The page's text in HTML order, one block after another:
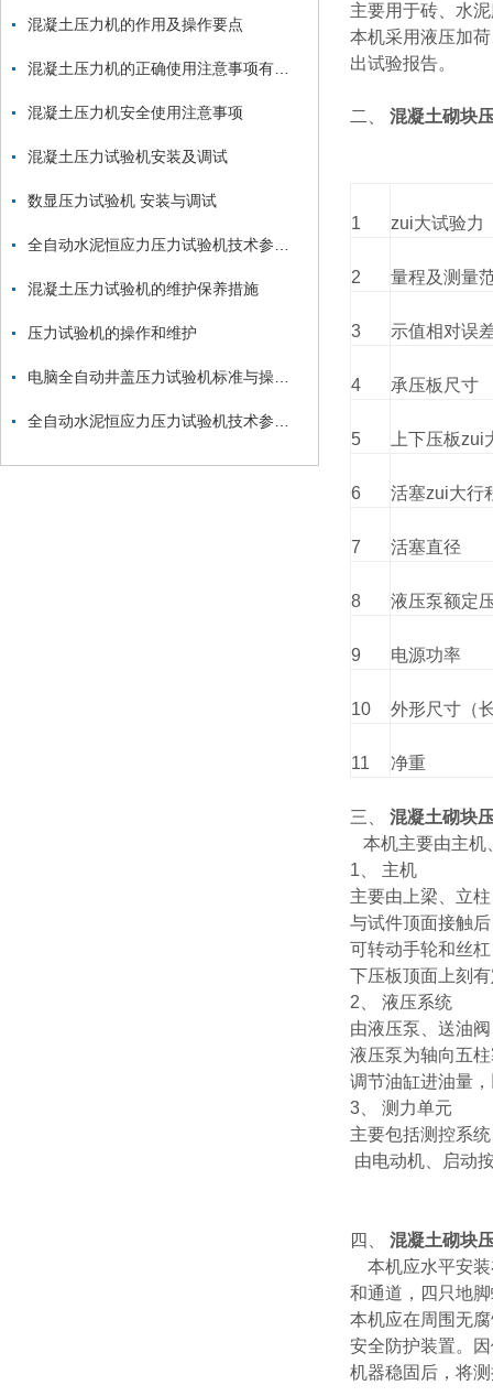
混凝土压力机的作用及操作要点
混凝土压力机安全使用注意事项
混凝土压力试验机安装及调试
数显压力试验机 安装与调试
混凝土压力试验机的维护保养措施
压力试验机的操作和维护
主要用于砖、水
本机采用液压加
出试验报告。
二、 混凝土砌块
1 zui大试验力
2 量程及测量
3 示值相对误
4 承压板尺寸
5 上下压板zui
6 活塞zui大行
7 活塞直径
8 液压泵额定
9 电源功率
10 外形尺寸（
11 净重
三、 混凝土砌块
本机主要由主机
1、 主机
主要由上梁、立
与试件顶面接触
可转动手轮和丝
下压板顶面上刻
2、 液压系统
由液压泵、送油
液压泵为轴向五
调节油缸进油量
3、 测力单元
主要包括测控系
由电动机、启动
四、 混凝土砌块
本机应水平安装
和通道，四只地
本机应在周围无
安全防护装置。
机器稳固后，将